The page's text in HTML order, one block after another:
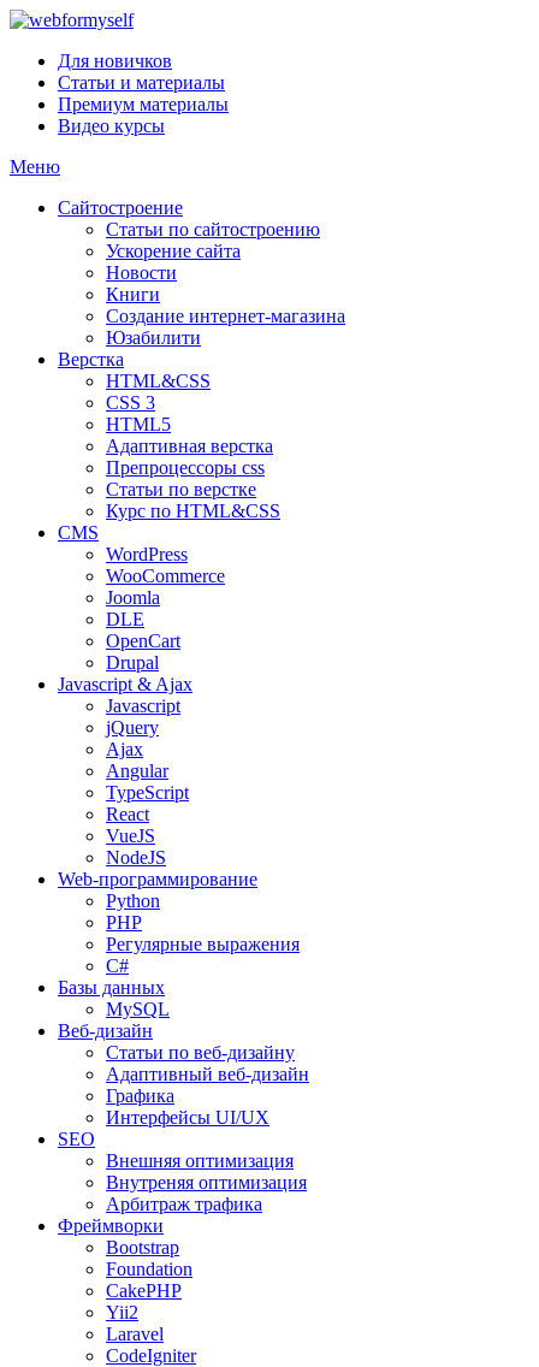
Для новичков
Статьи и материалы
Премиум материалы
Видео курсы
Меню
Сайтостроение
Статьи по сайтостроению
Ускорение сайта
Новости
Книги
Создание интернет-магазина
Юзабилити
Верстка
HTML&CSS
CSS 3
HTML5
Адаптивная верстка
Препроцессоры css
Статьи по верстке
Курс по HTML&CSS
CMS
WordPress
WooCommerce
Joomla
DLE
OpenCart
Drupal
Javascript & Ajax
Javascript
jQuery
Ajax
Angular
TypeScript
React
VueJS
NodeJS
Web-программирование
Python
PHP
Регулярные выражения
C#
Базы данных
MySQL
Веб-дизайн
Статьи по веб-дизайну
Адаптивный веб-дизайн
Графика
Интерфейсы UI/UX
SEO
Внешняя оптимизация
Внутреняя оптимизация
Арбитраж трафика
Фреймворки
Bootstrap
Foundation
CakePHP
Yii2
Laravel
CodeIgniter